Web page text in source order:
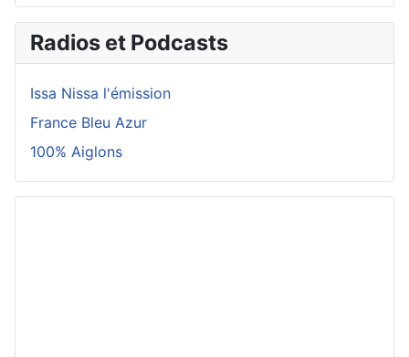
Radios et Podcasts
Issa Nissa l'émission
France Bleu Azur
100% Aiglons